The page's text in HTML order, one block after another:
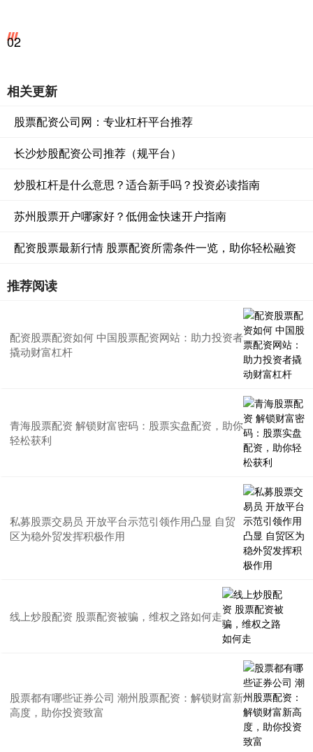
02
相关更新
股票配资公司网：专业杠杆平台推荐
长沙炒股配资公司推荐（规平台）
炒股杠杆是什么意思？适合新手吗？投资必读指南
苏州股票开户哪家好？低佣金快速开户指南
配资股票最新行情 股票配资所需条件一览，助你轻松融资
推荐阅读
配资股票配资如何 中国股票配资网站：助力投资者
撬动财富杠杆
青海股票配资 解锁财富密码：股票实盘配资，助你
轻松获利
私募股票交易员 开放平台示范引领作用凸显 自贸
区为稳外贸发挥积极作用
线上炒股配资 股票配资被骗，维权之路如何走
股票都有哪些证券公司 潮州股票配资：解锁财富新
高度，助你投资致富